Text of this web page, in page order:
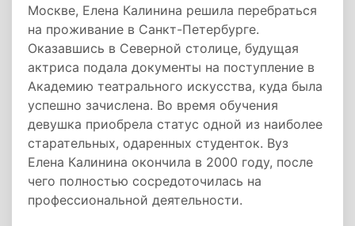
Москве, Елена Калинина решила перебраться
на проживание в Санкт-Петербурге.
Оказавшись в Северной столице, будущая
актриса подала документы на поступление в
Академию театрального искусства, куда была
успешно зачислена. Во время обучения
девушка приобрела статус одной из наиболее
старательных, одаренных студенток. Вуз
Елена Калинина окончила в 2000 году, после
чего полностью сосредоточилась на
профессиональной деятельности.